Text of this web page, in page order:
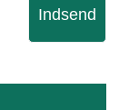
Indsend